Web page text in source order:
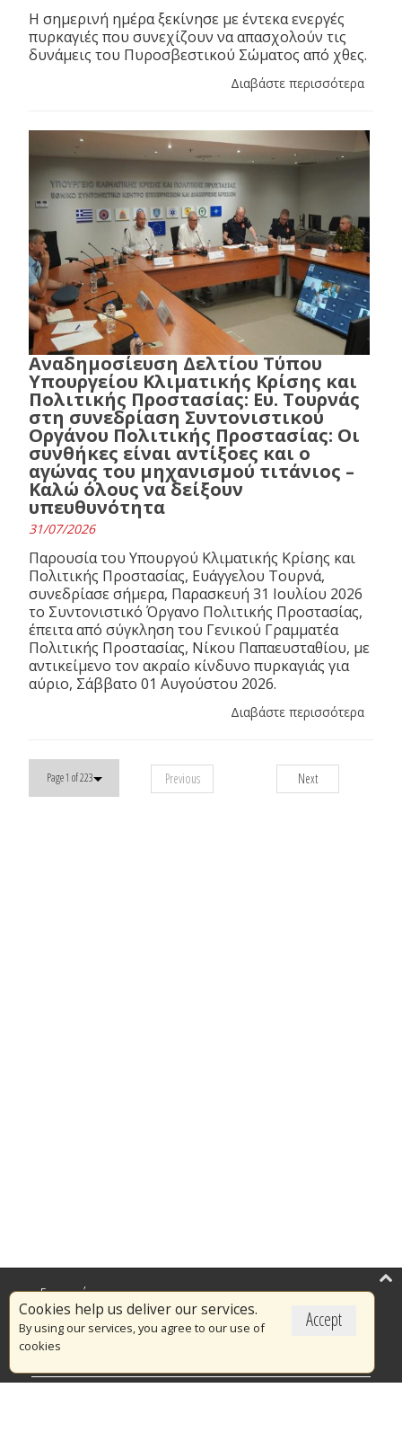
Η σημερινή ημέρα ξεκίνησε με έντεκα ενεργές
πυρκαγιές που συνεχίζουν να απασχολούν τις
δυνάμεις του Πυροσβεστικού Σώματος από χθες.
Διαβάστε περισσότερα
Αναδημοσίευση Δελτίου Τύπου
Υπουργείου Κλιματικής Κρίσης και
Πολιτικής Προστασίας: Ευ. Τουρνάς
στη συνεδρίαση Συντονιστικού
Οργάνου Πολιτικής Προστασίας: Οι
συνθήκες είναι αντίξοες και ο
αγώνας του μηχανισμού τιτάνιος –
Καλώ όλους να δείξουν
υπευθυνότητα
31/07/2026
Παρουσία του Υπουργού Κλιματικής Κρίσης και
Πολιτικής Προστασίας, Ευάγγελου Τουρνά,
συνεδρίασε σήμερα, Παρασκευή 31 Ιουλίου 2026
το Συντονιστικό Όργανο Πολιτικής Προστασίας,
έπειτα από σύγκληση του Γενικού Γραμματέα
Πολιτικής Προστασίας, Νίκου Παπαευσταθίου, με
αντικείμενο τον ακραίο κίνδυνο πυρκαγιάς για
αύριο, Σάββατο 01 Αυγούστου 2026.
Διαβάστε περισσότερα
Page 1 of 223 Previous Next
Accept
Cookies help us deliver our services.
By using our services, you agree to our use of
cookies
Επικαιρότητα
Το Πυροσβεστικό Σώμα